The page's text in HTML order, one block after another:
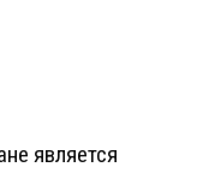
является